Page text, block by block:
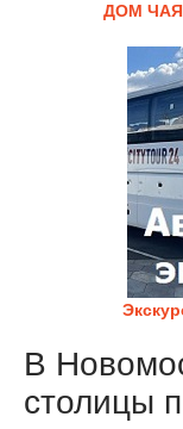
ДОМ
В
столицы